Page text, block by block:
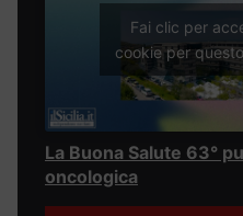
Fai clic per
cookie per
La Buona Salute 63°
oncologica